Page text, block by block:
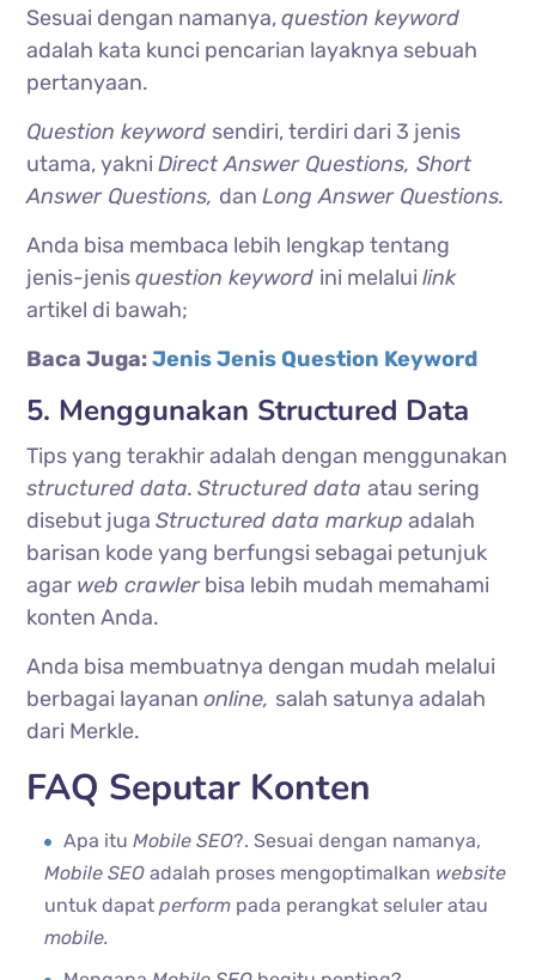
Sesuai dengan namanya,question keyword
adalah kata kunci pencarian layaknya sebuah
pertanyaan.
Question keyword sendiri, terdiri dari 3 jenis
utama, yakniDirect Answer Questions, Short
Answer Questions, danLong Answer Questions.
Anda bisa membaca lebih lengkap tentang
jenis-jenisquestion keyword ini melaluilink
artikel di bawah;
Baca Juga:Jenis Jenis Question Keyword
5. Menggunakan Structured Data
Tips yang terakhir adalah dengan menggunakan
structured data. Structured dataatau sering
disebut jugaStructured data markup adalah
barisan kode yang berfungsi sebagai petunjuk
agar web crawlerbisa lebih mudah memahami
konten Anda.
Anda bisa membuatnya dengan mudah melalui
berbagai layananonline, salah satunya adalah
dari Merkle.
FAQ Seputar Konten
Apa ituMobile SEO?. Sesuai dengan namanya,
Mobile SEOadalah proses mengoptimalkan website
untuk dapatperform pada perangkat seluler atau
mobile.